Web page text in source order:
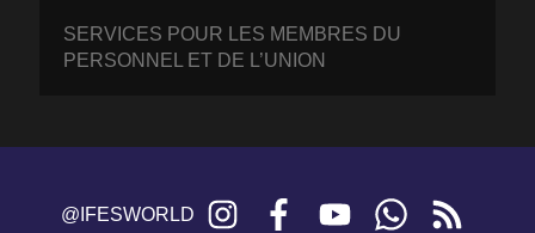
SERVICES POUR LES MEMBRES DU
PERSONNEL ET DE L’UNION
@IFESWORLD Instagram FacebookYouTubeWhatsApp